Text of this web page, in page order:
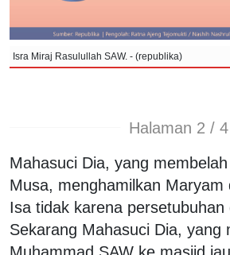
Isra Miraj Rasulullah SAW. - (republika)
Halaman 2 / 4
Mahasuci Dia, yang
Musa, menghamilkan Maryam
Isa tidak karena persetubuhan
Sekarang Mahasuci Dia, yang